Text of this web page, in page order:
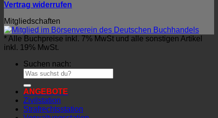
Vertrag widerrufen
Mitgliedschaften
* Alle Buchpreise inkl. 7% MwSt und alle sonstigen Artikel
inkl. 19% MwSt.
Suchen nach:
ANGEBOTE
Zivilstation
Strafrechtsstation